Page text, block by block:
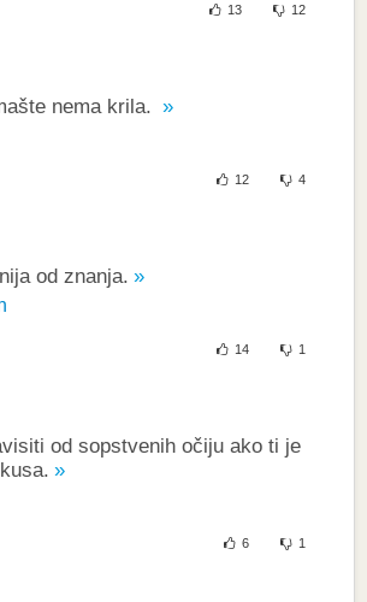
13 12
nema krila.
12 4
od znanja.
14 1
od sopstvenih očiju ako ti je
6 1